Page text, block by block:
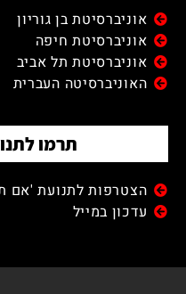
אוניברסיטת בן גוריון
אוניברסיטת חיפה
אוניברסיטת תל אביב
האוניברסיטה העברית
תרמו
הצטרפות לתנועת 'אם
עדכון במייל